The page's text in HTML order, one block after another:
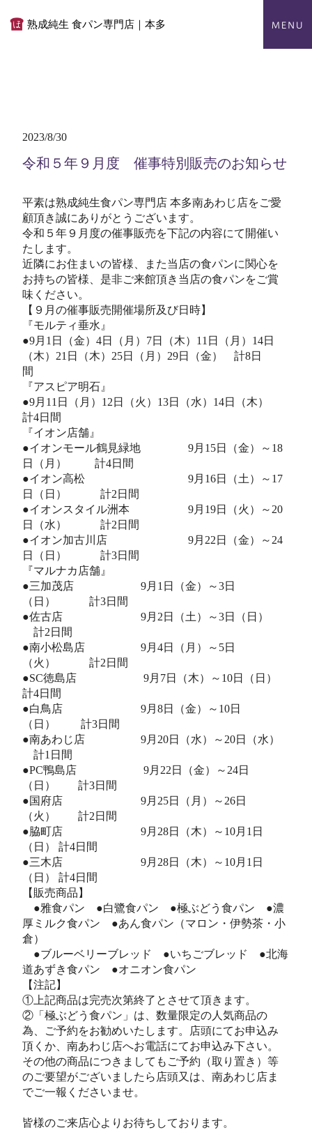
熟成純生 食パン専門店｜本多
2023/8/30
令和５年９月度 催事特別販売のお知らせ
平素は熟成純生食パン専門店 本多南あわじ店をご愛
顧頂き誠にありがとうございます。
令和５年９月度の催事販売を下記の内容にて開催い
たします。
近隣にお住まいの皆様、また当店の食パンに関心を
お持ちの皆様、是非ご来館頂き当店の食パンをご賞
味ください。
【９月の催事販売開催場所及び日時】
『モルティ垂水』
●9月1日（金）4日（月）7日（木）11日（月）14日
（木）21日（木）25日（月）29日（金） 計8日
『アスピア明石』
●9月11日（月）12日（火）13日（水）14日（木）
計4日間
『イオン店舗』
●イオンモール鶴見緑地 9月15日（金）～18
日（月） 計4日間
●イオン高松 9月16日（土）～17
日（日） 計2日間
●イオンスタイル洲本 9月19日（火）～20
日（水） 計2日間
●イオン加古川店 9月22日（金）～24
日（日） 計3日間
『マルナカ店舗』
●三加茂店 9月1日（金）～3日
（日） 計3日間
●佐古店 9月2日（土）～3日（日）
計2日間
●南小松島店 9月4日（月）～5日
（火） 計2日間
●SC徳島店 9月7日（木）～10日（日）
計4日間
●白鳥店 9月8日（金）～10日
（日） 計3日間
●南あわじ店 9月20日（水）～20日（水）
計1日間
●PC鴨島店 9月22日（金）～24日
（日） 計3日間
●国府店 9月25日（月）～26日
（火） 計2日間
●脇町店 9月28日（木）～10月1日
（日） 計4日間
●三木店 9月28日（木）～10月1日
（日） 計4日間
【販売商品】
●雅食パン ●白鷺食パン ●極ぶどう食パン ●濃
厚ミルク食パン ●あん食パン（マロン・伊勢茶・小
倉）
●ブルーベリーブレッド ●いちごブレッド ●北海
道あずき食パン ●オニオン食パン
【注記】
①上記商品は完売次第終了とさせて頂きます。
②「極ぶどう食パン」は、数量限定の人気商品の
為、ご予約をお勧めいたします。店頭にてお申込み
頂くか、南あわじ店へお電話にてお申込み下さい。
その他の商品につきましてもご予約（取り置き）等
のご要望がございましたら店頭又は、南あわじ店ま
でご一報くださいませ。
皆様のご来店心よりお待ちしております。